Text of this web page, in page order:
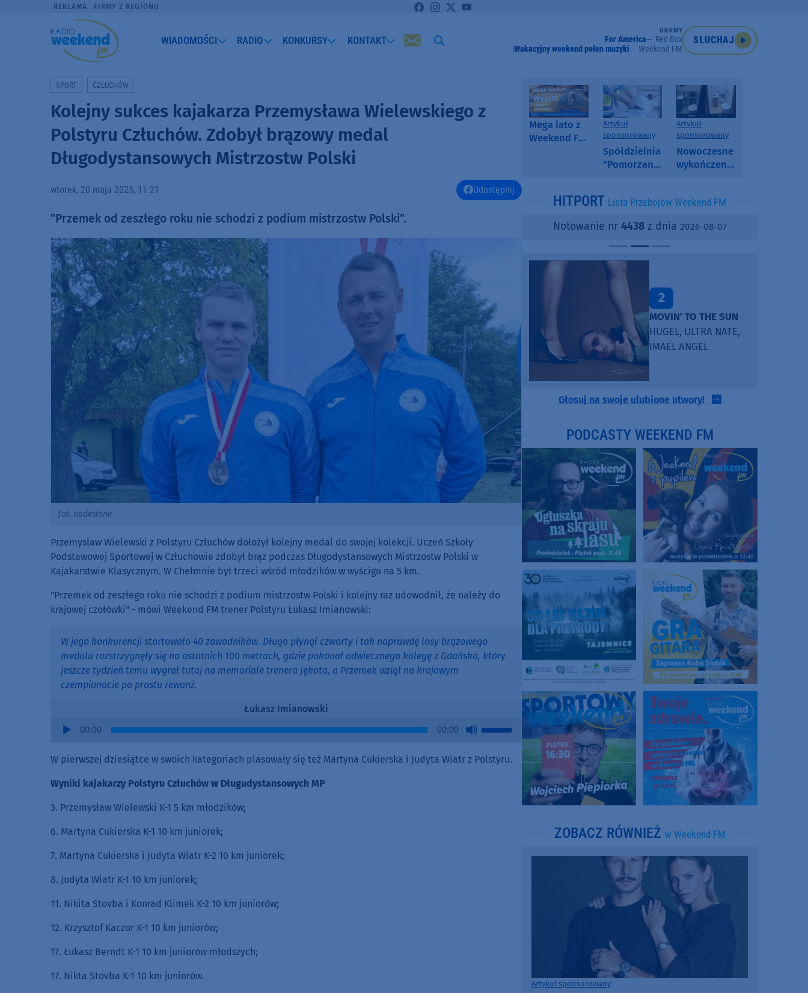
REKLAMA FIRMY Z REGIONU
WIADOMOŚCI RADIO KONKURSY KONTAKT
GRAMY
For America
Red Box
Wakacyjny weekend pełen muzyki
Weekend FM
SŁUCHAJ
SPORT CZŁUCHÓW
Kolejny sukces kajakarza Przemysława Wielewskiego z
Polstyru Człuchów. Zdobył brązowy medal
Długodystansowych Mistrzostw Polski
wtorek, 20 maja 2025, 11:21 Udostępnij
"Przemek od zeszłego roku nie schodzi z podium mistrzostw Polski".
fot. nadesłane
Przemysław Wielewski z Polstyru Człuchów dołożył kolejny medal do swojej kolekcji. Uczeń Szkoły
Podstawowej Sportowej w Człuchowie zdobył brąz podczas Długodystansowych Mistrzostw Polski w
Kajakarstwie Klasycznym. W Chełmnie był trzeci wśród młodzików w wyścigu na 5 km.
"Przemek od zeszłego roku nie schodzi z podium mistrzostw Polski i kolejny raz udowodnił, że należy do
krajowej czołówki" - mówi Weekend FM trener Polstyru Łukasz Imianowski:
W jego konkurencji startowało 40 zawodników. Długo płynął czwarty i tak naprawdę losy brązowego
medalu rozstrzygnęły się na ostatnich 100 metrach, gdzie pokonał odwiecznego kolegę z Gdańska, który
jeszcze tydzień temu wygrał tutaj na memoriale trenera Jękota, a Przemek wziął na krajowym
czempionacie po prostu rewanż.
Łukasz Imianowski
Audio
00:00 00:00
Use
Up/Down
Arrow
keys
W pierwszej dziesiątce w swoich kategoriach plasowały się też Martyna Cukierska i Judyta Wiatr z Polstyru.
Wyniki kajakarzy Polstyru Człuchów w Długudystansowych MP
3. Przemysław Wielewski K-1 5 km młodzików;
6. Martyna Cukierska K-1 10 km juniorek;
7. Martyna Cukierska i Judyta Wiatr K-2 10 km juniorek;
8. Judyta Wiatr K-1 10 km juniorek;
11. Nikita Stovba i Konrad Klimek K-2 10 km juniorów;
12. Krzysztof Kaczor K-1 10 km juniorów;
17. Łukasz Berndt K-1 10 km juniorów młodszych;
17. Nikta Stovba K-1 10 km juniorów.
Mega lato z
Weekend FM
Artykuł
sponsorowany
Spółdzielnia
"Pomorzanka"
informuje o
i ofertach
najmu
Artykuł
sponsorowany
Nowoczesne
wykończenia
SPC, WPC i
kamienny
HITPORT Lista Przebojów Weekend FM
Notowanie nr 4438z dnia 2026-08-07
2
MOVIN’ TO THE SUN
HUGEL, ULTRA NATE,
IMAEL ANGEL
Głosuj na swoje ulubione utwory!
PODCASTY WEEKEND FM
ZOBACZ RÓWNIEŻ w Weekend FM
Artykuł sponsorowany